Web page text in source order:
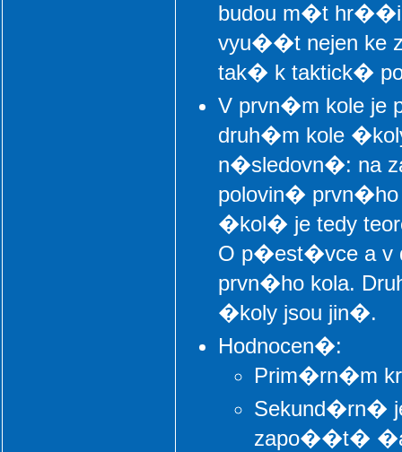
budou m�t hr��i
vyu��t nejen ke
tak� k taktick�
V prvn�m kole je
druh�m kole
n�sledovn�: na
polovin�
�kol� je tedy
O p�est�vce a
prvn�ho kola.
�koly jsou jin�.
Hodnocen�:
Prim�rn�m
Sekund�rn�
zapo��t�